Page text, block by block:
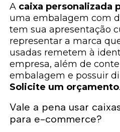
A caixa personalizada
uma embalagem com
tem sua apresentação
representar a marca
usadas remetem à
empresa, além de
embalagem e possuir
Solicite um orçamento.
Vale a pena usar
para e-commerce?